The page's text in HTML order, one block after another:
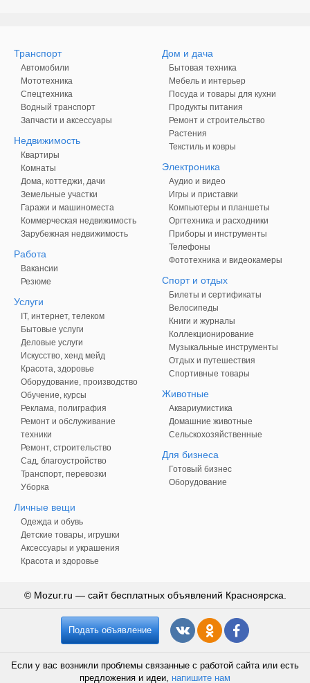
Транспорт
Автомобили
Мототехника
Спецтехника
Водный транспорт
Запчасти и аксессуары
Недвижимость
Квартиры
Комнаты
Дома, коттеджи, дачи
Земельные участки
Гаражи и машиноместа
Коммерческая недвижимость
Зарубежная недвижимость
Работа
Вакансии
Резюме
Услуги
IT, интернет, телеком
Бытовые услуги
Деловые услуги
Искусство, хенд мейд
Красота, здоровье
Оборудование, производство
Обучение, курсы
Реклама, полиграфия
Ремонт и обслуживание
техники
Ремонт, строительство
Сад, благоустройство
Транспорт, перевозки
Уборка
Личные вещи
Одежда и обувь
Детские товары, игрушки
Аксессуары и украшения
Красота и здоровье
Дом и дача
Бытовая техника
Мебель и интерьер
Посуда и товары для кухни
Продукты питания
Ремонт и строительство
Растения
Текстиль и ковры
Электроника
Аудио и видео
Игры и приставки
Компьютеры и планшеты
Оргтехника и расходники
Приборы и инструменты
Телефоны
Фототехника и видеокамеры
Спорт и отдых
Билеты и сертификаты
Велосипеды
Книги и журналы
Коллекционирование
Музыкальные инструменты
Отдых и путешествия
Спортивные товары
Животные
Аквариумистика
Домашние животные
Сельскохозяйственные
Для бизнеса
Готовый бизнес
Оборудование
© Mozur.ru — сайт бесплатных объявлений Красноярска.
Подать объявление
Если у вас возникли проблемы связанные с работой сайта или есть
предложения и идеи, напишите нам